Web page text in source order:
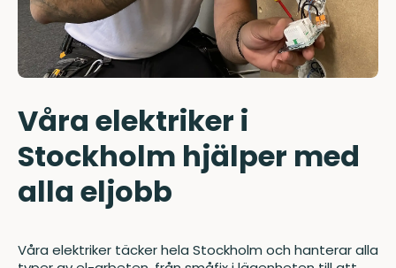
Våra elektriker i
Stockholm hjälper med
alla eljobb
Våra elektriker täcker hela Stockholm och hanterar alla